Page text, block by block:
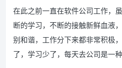
在此之前一直在软件公司工作，
断的学习，不断的接触新鲜血液
别和谐，工作分下来都非常积极
了，学习少了，每天去公司是一种